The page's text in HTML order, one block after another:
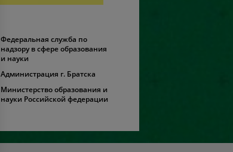
Федеральная служба по
надзору в сфере образования
и науки
Администрация г. Братска
Министерство образования и
науки Российской федерации